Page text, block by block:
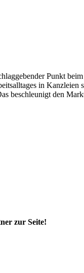
Punkt
in Kanzleien
beschleunigt den
zur Seite!